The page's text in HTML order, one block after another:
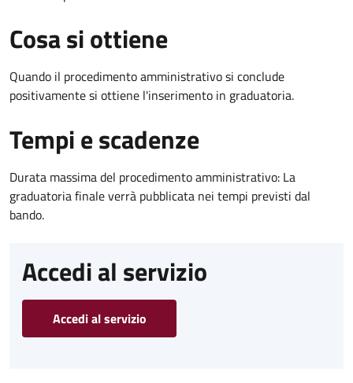
Cosa si ottiene
Quando il procedimento amministrativo si conclude
positivamente si ottiene l'inserimento in graduatoria.
Tempi e scadenze
Durata massima del procedimento amministrativo: La
graduatoria finale verrà pubblicata nei tempi previsti dal
bando.
Accedi al servizio
Accedi al servizio